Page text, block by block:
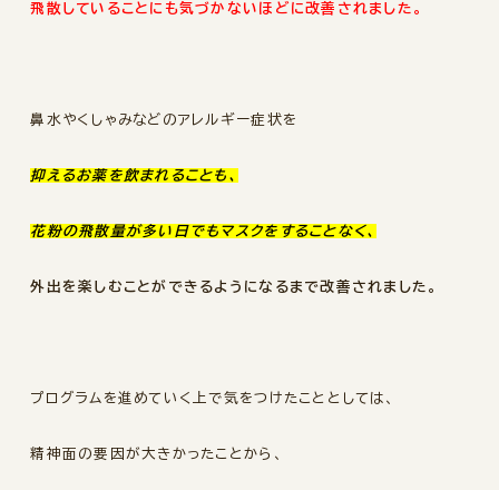
飛散していることにも気づかないほどに改善されました。
鼻水やくしゃみなどのアレルギー症状を
抑えるお薬を飲まれることも、
花粉の飛散量が多い日でもマスクをすることなく、
外出を楽しむことができるようになるまで改善されました。
プログラムを進めていく上で気をつけたこととしては、
精神面の要因が大きかったことから、